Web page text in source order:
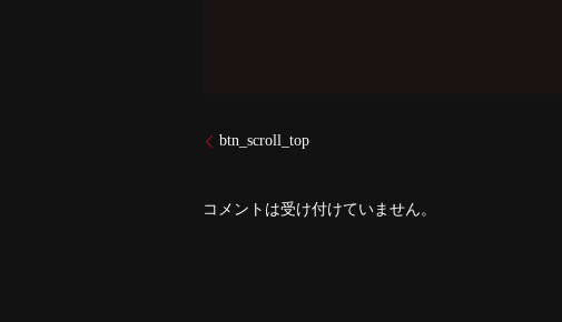
btn_scroll_top
コメントは受け付けていません。